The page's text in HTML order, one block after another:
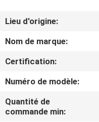
AU
SUJET
NOUS
VISITE
Lieu d'origine:
Nom de marque:
Certification:
Numéro de modèle:
Quantité de
commande min: